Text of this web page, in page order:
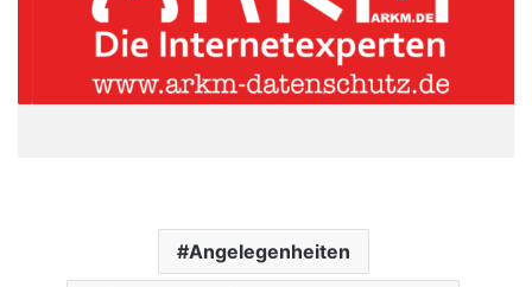
Angelegenheiten